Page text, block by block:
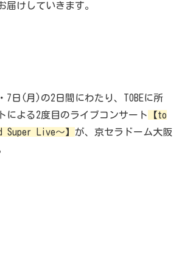
届けしていきます。
7日(月)の2日間にわたり、TOBEに所
による2度目のライブコンサート
【to
Super Live～】 が、京セラドーム大阪